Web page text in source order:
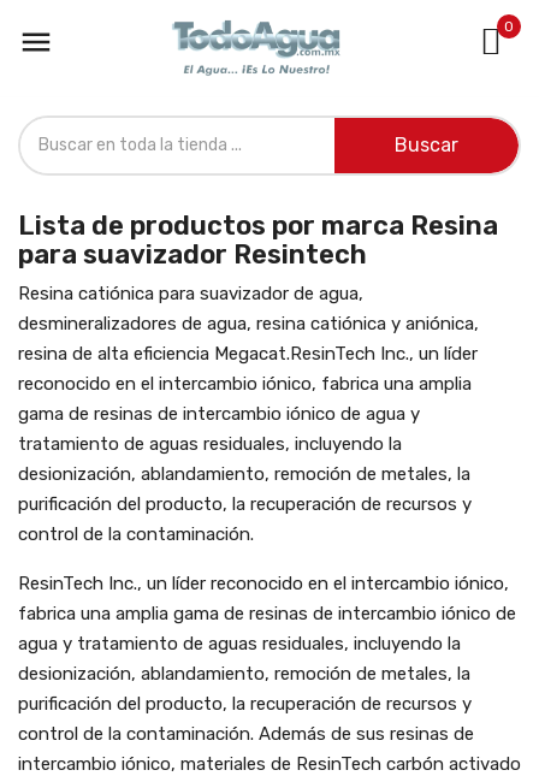
 0
Buscar
Lista de productos por marca Resina
para suavizador Resintech
Resina catiónica para suavizador de agua,
desmineralizadores de agua, resina catiónica y aniónica,
resina de alta eficiencia Megacat.ResinTech Inc., un líder
reconocido en el intercambio iónico, fabrica una amplia
gama de resinas de intercambio iónico de agua y
tratamiento de aguas residuales, incluyendo la
desionización, ablandamiento, remoción de metales, la
purificación del producto, la recuperación de recursos y
control de la contaminación.
ResinTech Inc., un líder reconocido en el intercambio iónico,
fabrica una amplia gama de resinas de intercambio iónico de
agua y tratamiento de aguas residuales, incluyendo la
desionización, ablandamiento, remoción de metales, la
purificación del producto, la recuperación de recursos y
control de la contaminación. Además de sus resinas de
intercambio iónico, materiales de ResinTech carbón activado